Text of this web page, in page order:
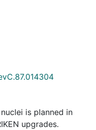
is planned in
upgrades.